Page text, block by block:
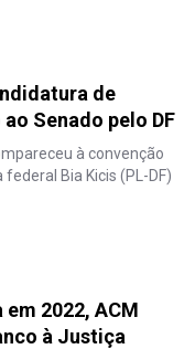
de
Senado pelo DF
à convenção
Bia Kicis (PL-DF)
2022, ACM
à Justiça